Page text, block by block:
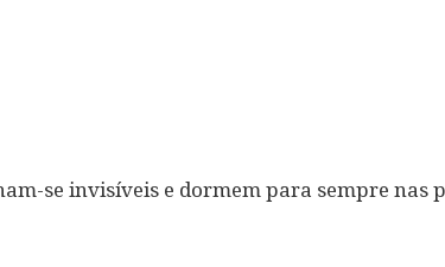
se invisíveis e dormem para sempre nas